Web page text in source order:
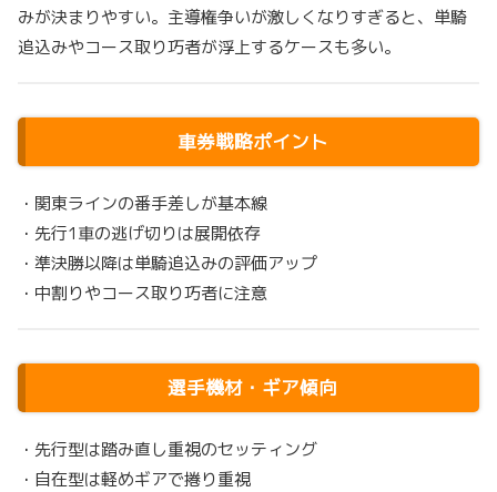
みが決まりやすい。主導権争いが激しくなりすぎると、単騎
追込みやコース取り巧者が浮上するケースも多い。
車券戦略ポイント
・関東ラインの番手差しが基本線
・先行1車の逃げ切りは展開依存
・準決勝以降は単騎追込みの評価アップ
・中割りやコース取り巧者に注意
選手機材・ギア傾向
・先行型は踏み直し重視のセッティング
・自在型は軽めギアで捲り重視